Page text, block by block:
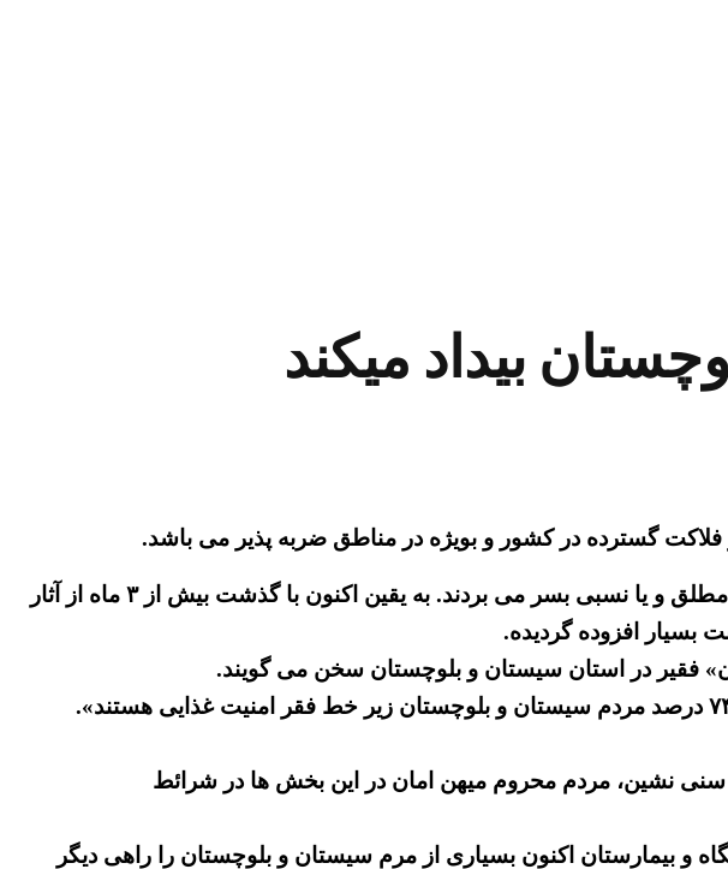
بیداد میکند
گسترده در کشور و بویژه در مناطق ضربه پذیر می باشد.
براساس داده های حکومتی، تا قبل از رشد ویروس مرگبار کرونا، قریب ۶۰ میلیون ایرانی در فقر مطلق و یا نسبی بسر می بردند. به یقین اکنون با گذشت بیش از ۳ ماه از آثار
بسیار افزوده گردیده.
یک گزارش حکومتی به نقل از نماینده رژیم در این خطه به فراموشی سپرده شده، می نویسد: «۷۴ درصد مردم سیستان و بلوچستان زیر خط فقر امنیت غذایی هستند».
نشین، مردم محروم میهن امان در این بخش ها در شرائط
و بیمارستان اکنون بسیاری از مرم سیستان و بلوچستان را راهی دیگر